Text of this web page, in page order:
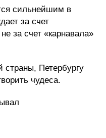
сильнейшим в
за счет
за счет «карнавала»
страны, Петербургу
чудеса.